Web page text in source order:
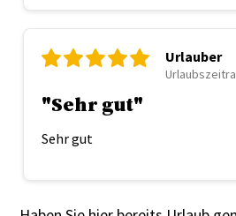
Urlauber
"Sehr gut"
Sehr gut